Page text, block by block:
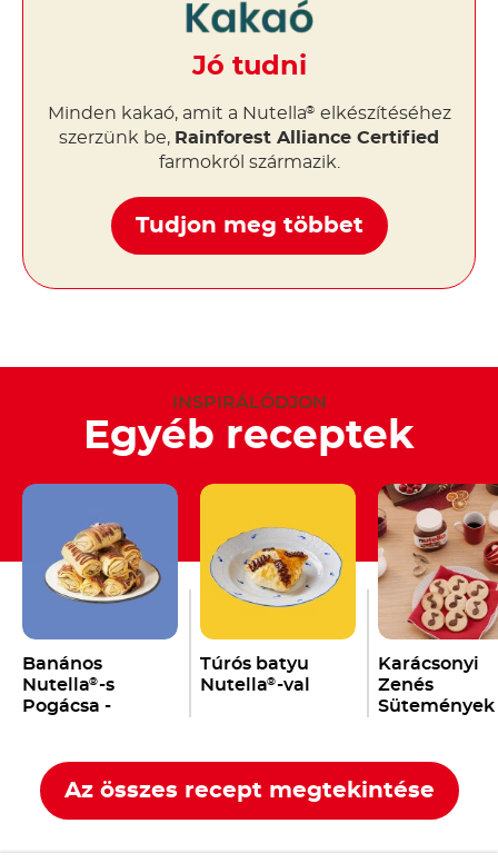
Jó tudni
Minden kakaó, amit a Nutella® elkészítéséhez
szerzünk be, Rainforest Alliance Certified
farmokról származik.
Tudjon meg többet
INSPIRÁLÓDJON
Egyéb receptek
Banános
Nutella®-s
Pogácsa -
Túrós batyu
Nutella®-val
Karácsonyi
Zenés
Sütemények
Az összes recept megtekintése